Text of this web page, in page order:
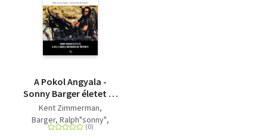
A Pokol Angyala -
Sonny Barger életet és
a Hell's Angels
Motoros Klub
története
Kent Zimmerman
Barger, Ralph"sonny"
Keith Zimmerman